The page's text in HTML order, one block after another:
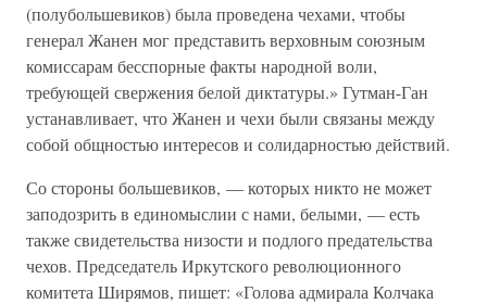
(полубольшевиков) была проведена чехами, чтобы
генерал Жанен мог представить верховным союзным
комиссарам бесспорные факты народной воли,
требующей свержения белой диктатуры.» Гутман-Ган
устанавливает, что Жанен и чехи были связаны между
собой общностью интересов и солидарностью действий.
Со стороны большевиков, — которых никто не может
заподозрить в единомыслии с нами, белыми, — есть
также свидетельства низости и подлого предательства
чехов. Председатель Иркутского революционного
комитета Ширямов, пишет: «Голова адмирала Колчака